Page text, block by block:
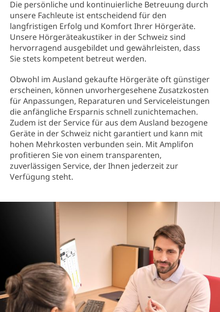
Die persönliche und kontinuierliche Betreuung durch
unsere Fachleute ist entscheidend für den
langfristigen Erfolg und Komfort Ihrer Hörgeräte.
Unsere Hörgeräteakustiker in der Schweiz sind
hervorragend ausgebildet und gewährleisten, dass
Sie stets kompetent betreut werden.
Obwohl im Ausland gekaufte Hörgeräte oft günstiger
erscheinen, können unvorhergesehene Zusatzkosten
für Anpassungen, Reparaturen und Serviceleistungen
die anfängliche Ersparnis schnell zunichtemachen.
Zudem ist der Service für aus dem Ausland bezogene
Geräte in der Schweiz nicht garantiert und kann mit
hohen Mehrkosten verbunden sein. Mit Amplifon
profitieren Sie von einem transparenten,
zuverlässigen Service, der Ihnen jederzeit zur
Verfügung steht.